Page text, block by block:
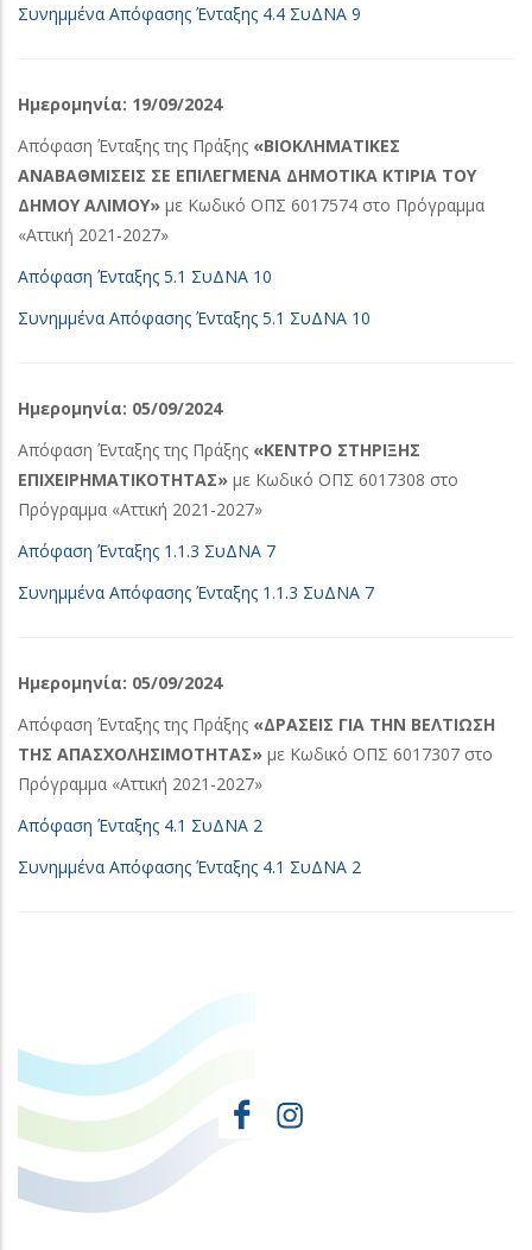
Συνημμένα Απόφασης Ένταξης 4.4 ΣυΔΝΑ 9
Ημερομηνία: 19/09/2024
Απόφαση Ένταξης της Πράξης «ΒΙΟΚΛΗΜΑΤΙΚΕΣ
ΑΝΑΒΑΘΜΙΣΕΙΣ ΣΕ ΕΠΙΛΕΓΜΕΝΑ ΔΗΜΟΤΙΚΑ ΚΤΙΡΙΑ ΤΟΥ
ΔΗΜΟΥ ΑΛΙΜΟΥ» με Κωδικό ΟΠΣ 6017574 στο Πρόγραμμα
«Αττική 2021-2027»
Απόφαση Ένταξης 5.1 ΣυΔΝΑ 10
Συνημμένα Απόφασης Ένταξης 5.1 ΣυΔΝΑ 10
Ημερομηνία: 05/09/2024
Απόφαση Ένταξης της Πράξης «ΚΕΝΤΡΟ ΣΤΗΡΙΞΗΣ
ΕΠΙΧΕΙΡΗΜΑΤΙΚΟΤΗΤΑΣ» με Κωδικό ΟΠΣ 6017308 στο
Πρόγραμμα «Αττική 2021-2027»
Απόφαση Ένταξης 1.1.3 ΣυΔΝΑ 7
Συνημμένα Απόφασης Ένταξης 1.1.3 ΣυΔΝΑ 7
Ημερομηνία: 05/09/2024
Απόφαση Ένταξης της Πράξης «ΔΡΑΣΕΙΣ ΓΙΑ ΤΗΝ ΒΕΛΤΙΩΣΗ
ΤΗΣ ΑΠΑΣΧΟΛΗΣΙΜΟΤΗΤΑΣ» με Κωδικό ΟΠΣ 6017307 στο
Πρόγραμμα «Αττική 2021-2027»
Απόφαση Ένταξης 4.1 ΣυΔΝΑ 2
Συνημμένα Απόφασης Ένταξης 4.1 ΣυΔΝΑ 2